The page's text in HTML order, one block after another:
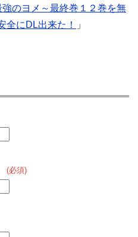
のヨメ～最終巻１２巻を無
全にDL出来た！
」
(必須)